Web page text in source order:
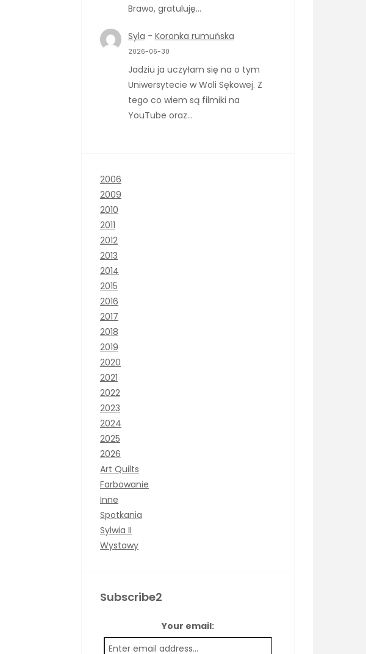
Brawo, gratuluję…
Syla - Koronka rumuńska
2026-06-30
Jadziu ja uczyłam się na o tym
Uniwersytecie w Woli Sękowej. Z
tego co wiem są filmiki na
YouTube oraz…
2006
2009
2010
2011
2012
2013
2014
2015
2016
2017
2018
2019
2020
2021
2022
2023
2024
2025
2026
Art Quilts
Farbowanie
Inne
Spotkania
Sylwia II
Wystawy
Subscribe2
Your email: